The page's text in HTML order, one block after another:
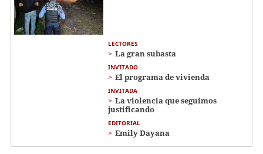
LECTORES
La gran subasta
INVITADO
El programa de vivienda
INVITADA
La violencia que seguimos
justificando
EDITORIAL
Emily Dayana